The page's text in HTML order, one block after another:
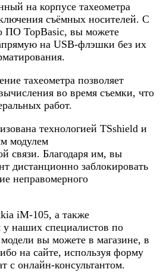
на корпусе тахеометра
съёмных носителей. С
ПО TopBasic, вы можете
на USB-флэшки без их
тахеометра позволяет
во время съемки, что
работ.
технологией TSshield и
модулем
связи. Благодаря им, вы
дистанционно заблокировать
неправомерного
iM-105, а также
у наших специалистов по
вы можете в магазине, в
на сайте, используя форму
с онлайн-консультантом.